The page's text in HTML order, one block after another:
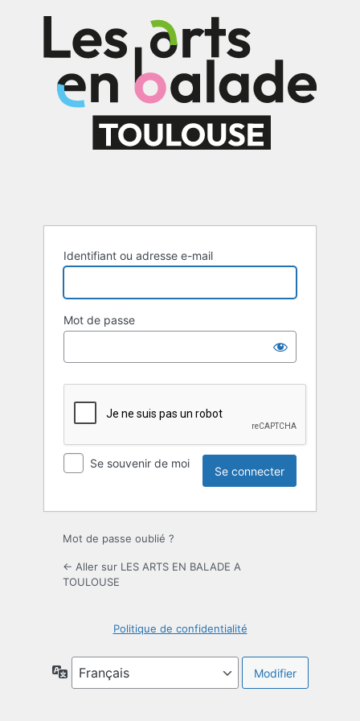
connecter
Identifiant ou adresse e-mail
Mot de passe
Se souvenir de moi
Mot de passe oublié ?
← Aller sur LES ARTS EN BALADE A
TOULOUSE
Politique de confidentialité
Langue